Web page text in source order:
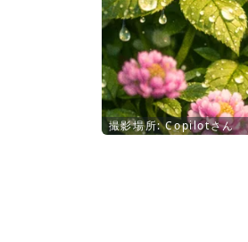
撮影場所: Copilotさん